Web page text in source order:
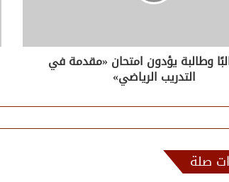
طالبًا وطالبة يؤدون امتحان «مقدمة في
التدريب الرياضي»
صلة